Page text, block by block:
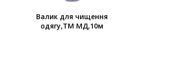
Валик для чищення
одягу,TM МД,10м